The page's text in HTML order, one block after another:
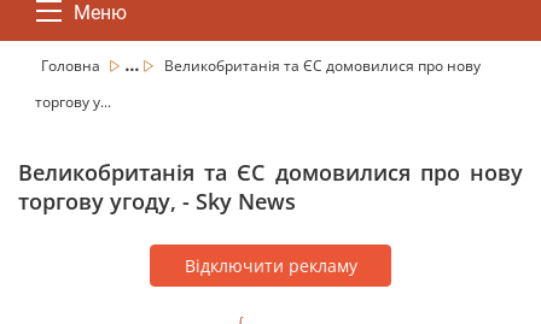
Меню
Головна ...
Великобританія та ЄС домовилися про нову
торгову у...
Великобританія та ЄС домовилися про нову
торгову угоду, - Sky News
Відключити рекламу